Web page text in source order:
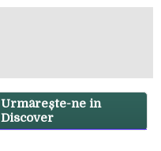
Urmărește-ne in
Discover